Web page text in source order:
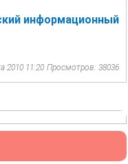
информационный
2010 11:20 Просмотров: 38036